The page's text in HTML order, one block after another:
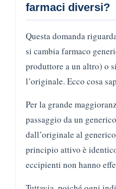
farmaci diversi?
Questa domanda
si cambia farmaco
produttore a un altro) o
l’originale. Ecco cosa
Per la grande
passaggio da un
dall’originale al
principio attivo è
eccipienti non hanno